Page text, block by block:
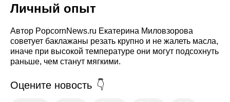
Личный опыт
Автор PopcornNews.ru Екатерина Миловзорова
советует баклажаны резать крупно и не жалеть масла,
иначе при высокой температуре они могут подсохнуть
раньше, чем станут мягкими.
Оцените новость